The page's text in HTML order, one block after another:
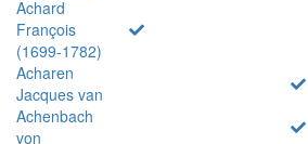
Achard
François
(1699-1782)
Acharen
Jacques van
Achenbach
von